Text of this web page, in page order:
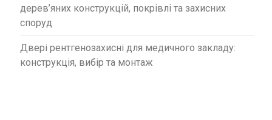
дерев’яних конструкцій, покрівлі та захисних
споруд
Двері рентгенозахисні для медичного закладу:
конструкція, вибір та монтаж